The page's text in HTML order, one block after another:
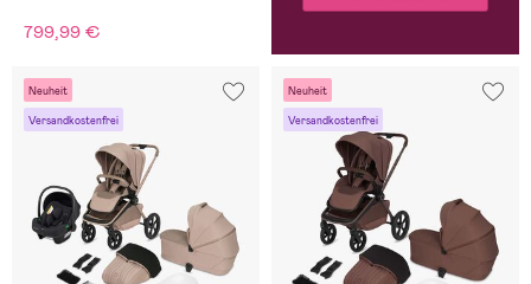
799,99 €
Neuheit
Versandkostenfrei
Neuheit
Versandkostenfrei